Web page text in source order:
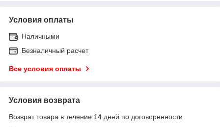
Условия оплаты
Наличными
Безналичный расчет
Все условия оплаты
Условия возврата
Возврат товара в течение 14 дней по договоренности